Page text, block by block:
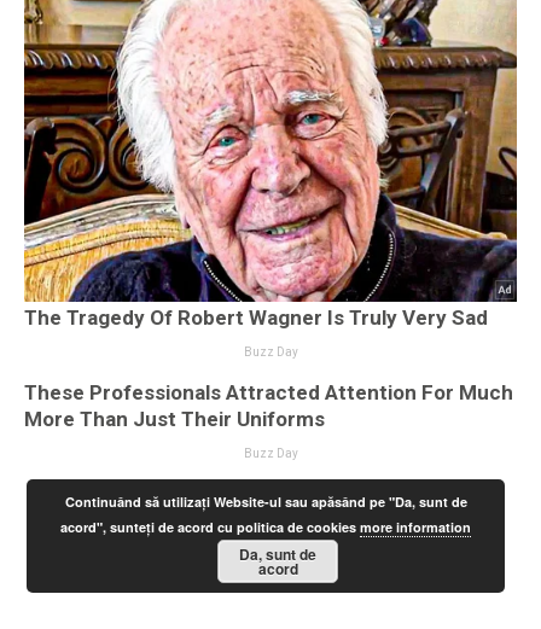
Continuând să utilizați Website-ul sau apăsând pe "Da, sunt de
acord", sunteți de acord cu politica de cookiesmore information
Da, sunt de
acord